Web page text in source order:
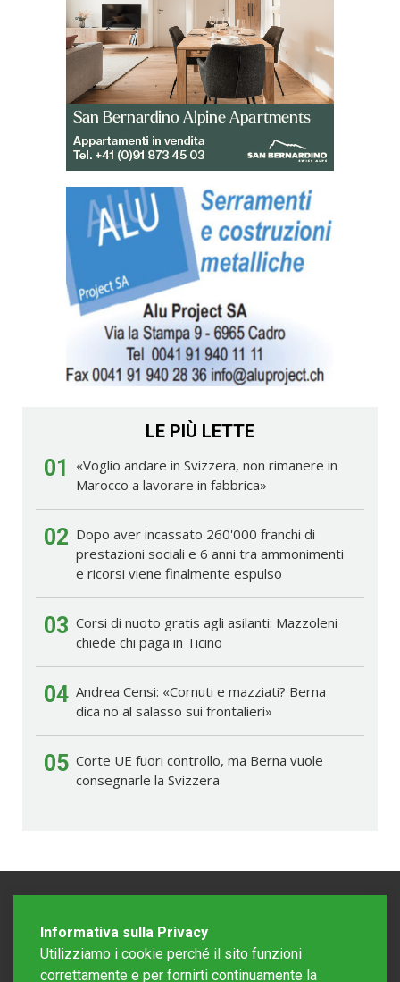
LE PIÙ LETTE
01
«Voglio andare in Svizzera, non rimanere in
Marocco a lavorare in fabbrica»
02 Dopo aver incassato 260'000 franchi di
prestazioni sociali e 6 anni tra ammonimenti
e ricorsi viene finalmente espulso
03 Corsi di nuoto gratis agli asilanti: Mazzoleni
chiede chi paga in Ticino
04 Andrea Censi: «Cornuti e mazziati? Berna
dica no al salasso sui frontalieri»
05 Corte UE fuori controllo, ma Berna vuole
consegnarle la Svizzera
Informativa sulla Privacy
Utilizziamo i cookie perché il sito funzioni
correttamente e per fornirti continuamente la